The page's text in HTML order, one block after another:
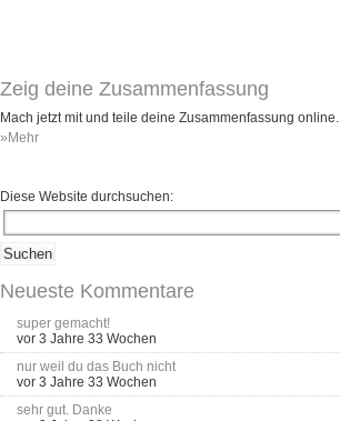
Zeig deine Zusammenfassung
Mach jetzt mit und teile deine Zusammenfassung online.
»Mehr
Diese Website durchsuchen:
Neueste Kommentare
super gemacht!
vor 3 Jahre 33 Wochen
nur weil du das Buch nicht
vor 3 Jahre 33 Wochen
sehr gut. Danke